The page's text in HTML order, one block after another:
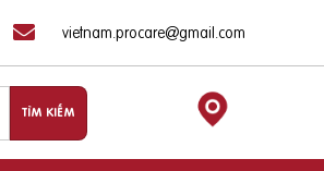
vietnam.procare@gmail.com